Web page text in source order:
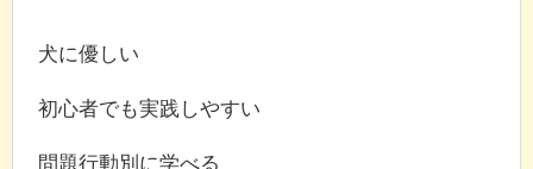
犬に優しい
初心者でも実践しやすい
問題行動別に学べる